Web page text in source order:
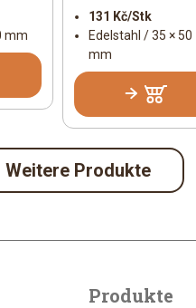
mm
131 Kč/Stk
Edelstahl / 35 × 50
mm
Weitere Produkte
Produkte